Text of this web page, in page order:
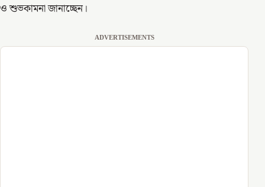
ও শুভকামনা জানাচ্ছেন।
ADVERTISEMENTS